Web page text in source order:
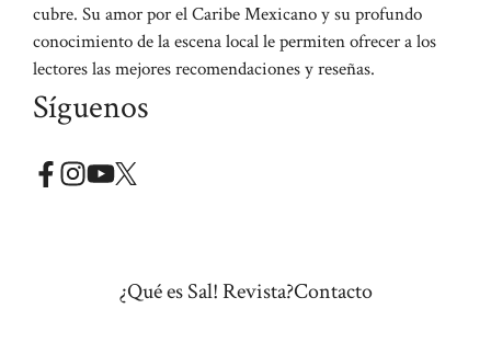
cubre. Su amor por el Caribe Mexicano y su profundo
conocimiento de la escena local le permiten ofrecer a los
lectores las mejores recomendaciones y reseñas.
Síguenos
¿Qué es Sal! Revista?Contacto